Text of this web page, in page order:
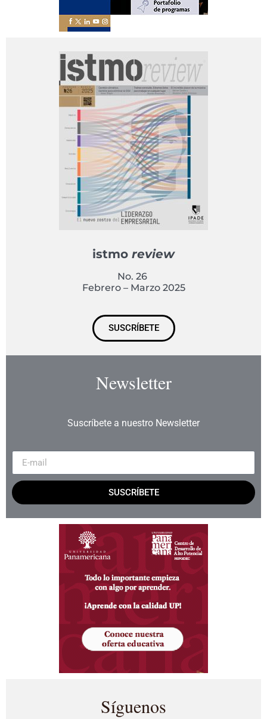
istmo review
No. 26
Febrero – Marzo 2025
SUSCRÍBETE
Newsletter
Suscríbete a nuestro Newsletter
SUSCRÍBETE
Síguenos